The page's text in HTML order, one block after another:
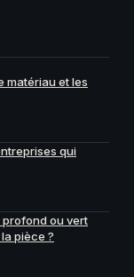
matériau et les
qui
ou vert
pièce ?